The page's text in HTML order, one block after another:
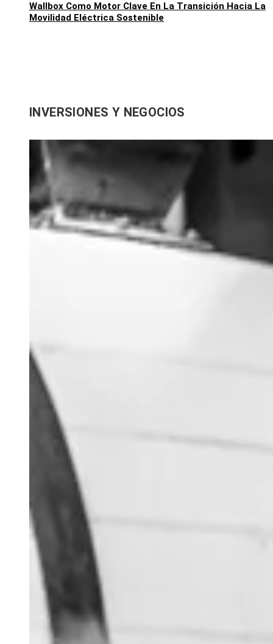
Wallbox Como Motor Clave En La Transición Hacia La
Movilidad Eléctrica Sostenible
INVERSIONES Y NEGOCIOS